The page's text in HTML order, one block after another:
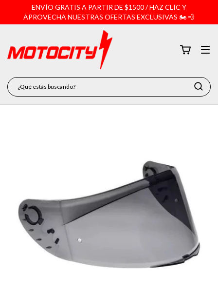
ENVÍO GRATIS A PARTIR DE $1500 / HAZ CLIC Y
APROVECHA NUESTRAS OFERTAS EXCLUSIVAS 🏍️ 💨